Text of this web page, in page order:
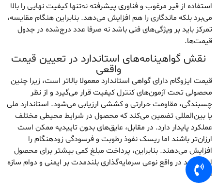
استفاده از قیر مرغوب و فناوری پیشرفته نه‌تنها کیفیت نهایی را بالا
می‌برد بلکه ماندگاری را هم افزایش می‌دهد. بنابراین هنگام مقایسه،
تمرکز باید بر ویژگی‌های فنی باشد نه صرفا عدد درج‌شده در جدول
قیمت‌ها.
نقش گواهینامه‌های استاندارد در تعیین قیمت
واقعی
قیمت ایزوگام دارای گواهی استاندارد معمولا بالاتر است، زیرا چنین
محصولی تحت آزمون‌های کنترل کیفیت قرار می‌گیرد و از نظر
چسبندگی، مقاومت حرارتی و کششی ارزیابی می‌شود. استاندارد ملی
یا بین‌المللی تضمین می‌کند که محصول در شرایط محیطی مختلف
عملکرد پایدار دارد. در مقابل، عایق‌های بدون تاییدیه ممکن است
ارزان‌تر باشند اما ریسک نفوذ رطوبت و فرسودگی زودهنگام را
افزایش می‌دهند. بنابراین، پرداخت مبلغ کمی بیشتر برای محصول
استاندارد در واقع نوعی سرمایه‌گذاری بلندمدت بر ایمنی و دوام سازه
است.